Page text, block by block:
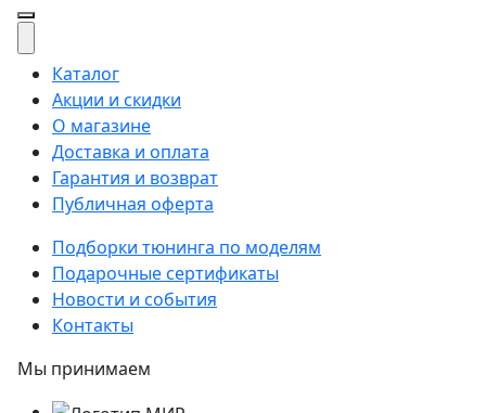
Каталог
Акции и скидки
О магазине
Доставка и оплата
Гарантия и возврат
Публичная оферта
Подборки тюнинга по моделям
Подарочные сертификаты
Новости и события
Контакты
Мы принимаем